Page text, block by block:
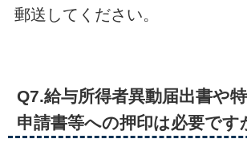
郵送してください。
Q7.給与所得者異動届出書や
申請書等への押印は必要です